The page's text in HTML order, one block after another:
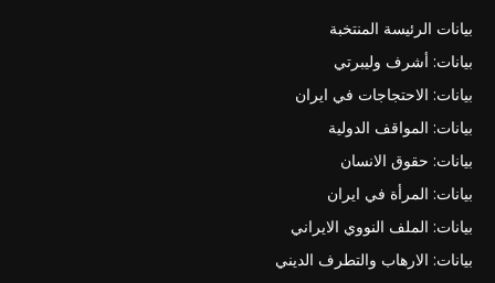
بيانات الرئيسة المنتخبة
بيانات: أشرف وليبرتي
بيانات: الاحتجاجات في ايران
بيانات: المواقف الدولية
بيانات: حقوق الانسان
بيانات: المرأة في ايران
بيانات: الملف النووي الايراني
بيانات: الارهاب والتطرف الديني